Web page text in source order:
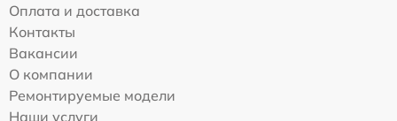
Оплата и доставка
Контакты
Вакансии
О компании
Ремонтируемые модели
Наши услуги